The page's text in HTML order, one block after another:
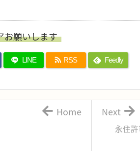
お願いします
LINE RSS Feedly
永住
Next
Home